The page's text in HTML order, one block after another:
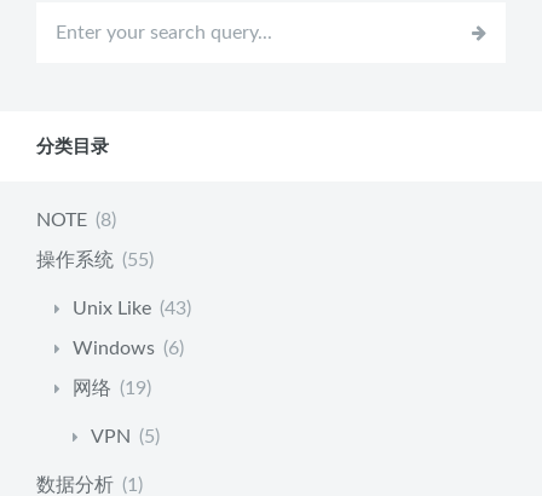
分类目录
NOTE (8)
操作系统 (55)
Unix Like (43)
Windows (6)
网络 (19)
VPN (5)
数据分析 (1)